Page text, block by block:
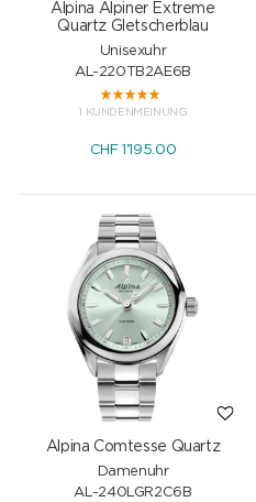
Alpina Alpiner Extreme
Quartz Gletscherblau
Unisexuhr
AL-220TB2AE6B
1 KUNDENMEINUNG
CHF 1'195.00
Alpina Comtesse Quartz
Damenuhr
AL-240LGR2C6B